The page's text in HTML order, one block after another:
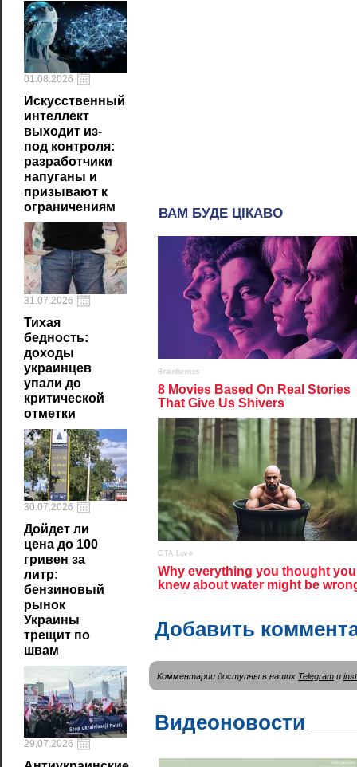
01.08.2026
Искусственный
интеллект
выходит из-
под контроля:
разработчики
напуганы и
призывают к
ограничениям
31.07.2026
Тихая
бедность:
доходы
украинцев
упали до
критической
отметки
30.07.2026
Дойдет ли
цена до 100
гривен за
литр:
бензиновый
рынок
Украины
трещит по
швам
29.07.2026
Добавить
Комментарии доступны в наших Telegram и
Видеоновости